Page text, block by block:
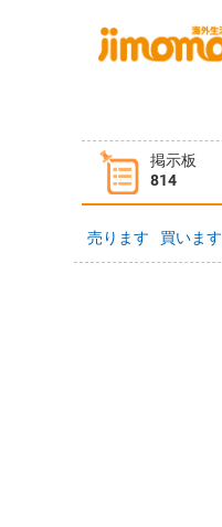
掲示板
814
タウン情報
売ります 買います